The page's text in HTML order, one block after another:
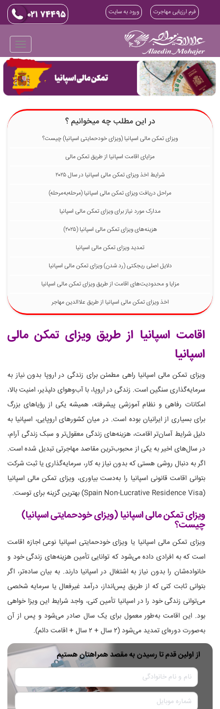
فرم ارزیابی مهاجرت ورود به سایت
در این مطلب چه میخوانیم ؟
ویزای تمکن مالی اسپانیا (ویزای خودحمایتی اسپانیا) چیست؟
مزایای اقامت اسپانیا از طریق تمکن مالی
شرایط اخذ ویزای تمکن مالی اسپانیا در سال ۲۰۲۵
مراحل دریافت ویزای تمکن مالی اسپانیا (مرحله‌به‌مرحله)
مدارک مورد نیاز برای ویزای تمکن مالی اسپانیا
هزینه‌های ویزای تمکن مالی اسپانیا (۲۰۲۵)
تمدید ویزای تمکن مالی اسپانیا
دلایل اصلی ریجکتی (رد شدن) ویزای تمکن مالی اسپانیا
مزایا و محدودیت‌های اقامت از طریق ویزای تمکن مالی اسپانیا
اخذ ویزای تمکن مالی اسپانیا از طریق علاالدین مهاجر
اقامت اسپانیا از طریق ویزای تمکن مالی
اسپانیا
ویزای تمکن مالی اسپانیا راهی مطمئن برای زندگی در اروپا بدون نیاز به
سرمایه‌گذاری سنگین است. زندگی در اروپا، با آب‌وهوای دلپذیر، امنیت بالا،
امکانات رفاهی و نظام آموزشی پیشرفته، همیشه یکی از رؤیاهای بزرگ
برای بسیاری از ایرانیان بوده است. در میان کشورهای اروپایی، اسپانیا به
دلیل شرایط آسان‌تر اقامت، هزینه‌های زندگی معقول‌تر و سبک زندگی آرام،
در سال‌های اخیر به یکی از محبوب‌ترین مقاصد مهاجرتی تبدیل شده است.
اگر به دنبال روشی هستی که بدون نیاز به کار، سرمایه‌گذاری یا ثبت شرکت
بتوانی اقامت قانونی اسپانیا را به‌دست بیاوری، ویزای تمکن مالی اسپانیا
(Spain Non-Lucrative Residence Visa) بهترین گزینه برای توست.
ویزای تمکن مالی اسپانیا (ویزای خودحمایتی اسپانیا)
چیست؟
ویزای تمکن مالی اسپانیا یا ویزای خودحمایتی اسپانیا نوعی اجازه اقامت
است که به افرادی داده می‌شود که توانایی تأمین هزینه‌های زندگی خود و
خانواده‌شان را بدون نیاز به اشتغال در اسپانیا دارند. به بیان ساده‌تر، اگر
بتوانی ثابت کنی که از طریق پس‌انداز، درآمد غیرفعال یا سرمایه شخصی
می‌توانی زندگی خود را در اسپانیا تأمین کنی، واجد شرایط این ویزا خواهی
بود. این اقامت به‌طور معمول برای یک سال صادر می‌شود و پس از آن
به‌صورت دوره‌ای تمدید می‌شود (۲ سال + ۲ سال + اقامت دائم).
از اولین قدم تا رسیدن به مقصد همراهتان هستیم